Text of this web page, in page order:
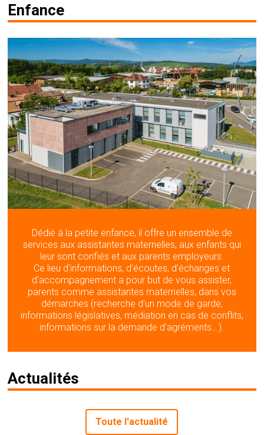
Enfance
Dédié à la petite enfance, il offre un ensemble de
services aux assistantes maternelles, aux enfants qui
leur sont confiés et aux parents employeurs.
Ce lieu d'informations, d'écoutes, d'échanges et
d'accompagnement a pour but de vous assister,
parents comme assistantes maternelles, dans vos
démarches (recherche d'un mode de garde,
informations législatives, médiation en cas de conflits,
informations sur la demande d'agréments...).
Actualités
Toute l'actualité